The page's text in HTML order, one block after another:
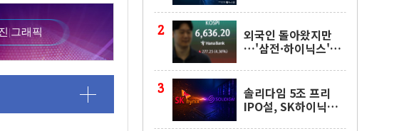
|그래픽
외국인 돌아왔지만
…'삼전·하이닉스'는
솔리다임 5조 프리
IPO설, SK하이닉스